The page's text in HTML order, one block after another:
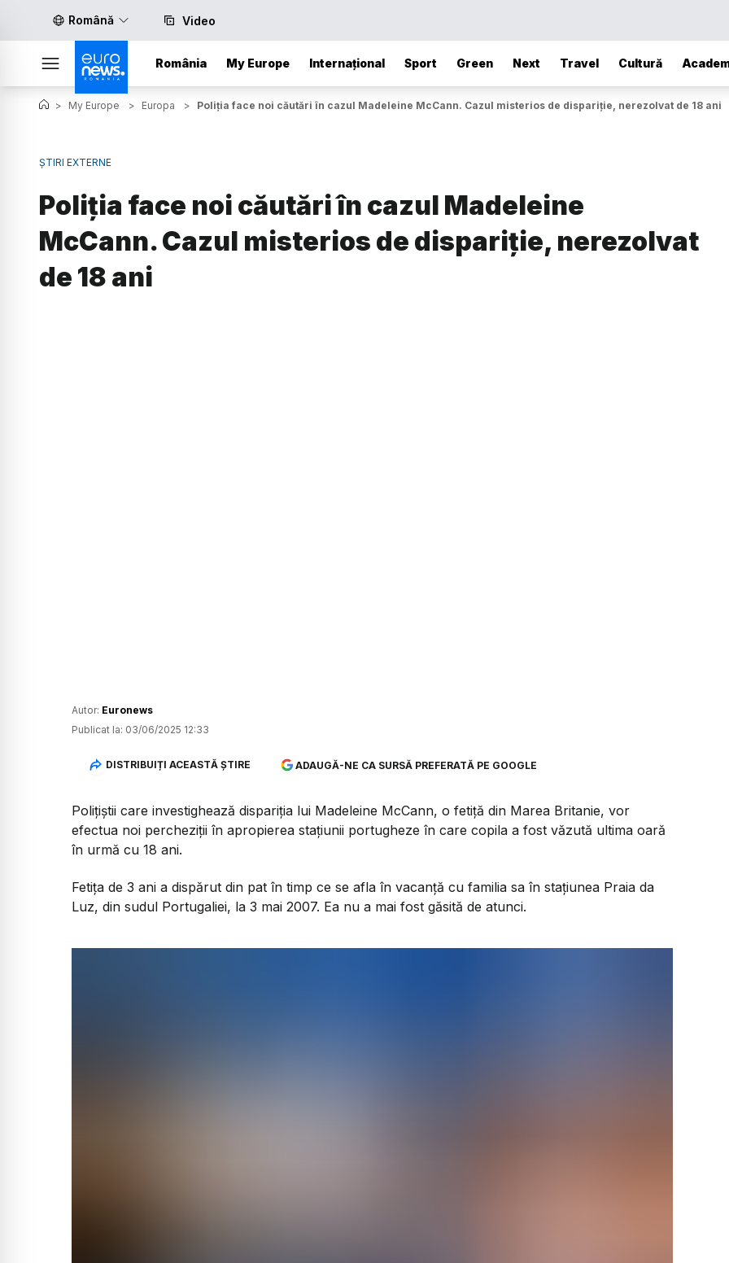
Română Video
România My Europe Internațional Sport Green Next Travel Cultură
> My Europe > Europa > Poliția face noi căutări în cazul Madeleine McCann. Cazul misterios de dispariție, nerezolvat de 18 ani
ȘTIRI EXTERNE
Poliția face noi căutări în cazul Madeleine
McCann. Cazul misterios de dispariție, nerezolvat
de 18 ani
Autor: Euronews
Publicat la: 03/06/2025 12:33
DISTRIBUIȚI ACEASTĂ ȘTIRE ADAUGĂ-NE CA SURSĂ PREFERATĂ PE GOOGLE
Polițiștii care investighează dispariția lui Madeleine McCann, o fetiță din Marea Britanie, vor
efectua noi percheziții în apropierea stațiunii portugheze în care copila a fost văzută ultima oară
în urmă cu 18 ani.
Fetița de 3 ani a dispărut din pat în timp ce se afla în vacanță cu familia sa în stațiunea Praia da
Luz, din sudul Portugaliei, la 3 mai 2007. Ea nu a mai fost găsită de atunci.